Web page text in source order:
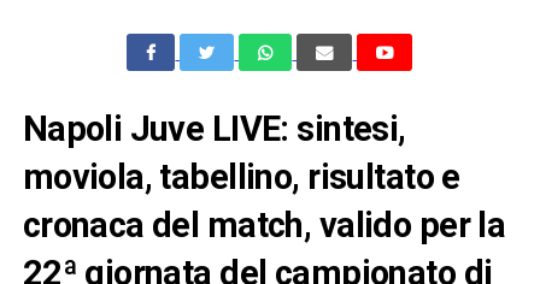
Napoli Juve LIVE: sintesi,
moviola, tabellino, risultato e
cronaca del match, valido per la
22ª giornata del campionato di